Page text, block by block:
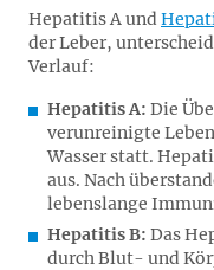
Hepatitis A und
der Leber,
Verlauf:
Hepatitis A: Die
verunreinigte
Wasser statt.
aus. Nach
lebenslange
Hepatitis B: Das
durch Blut- und